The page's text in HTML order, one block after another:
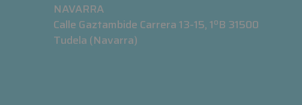
NAVARRA
Calle Gaztambide Carrera 13-15, 1ºB 31500
Tudela (Navarra)